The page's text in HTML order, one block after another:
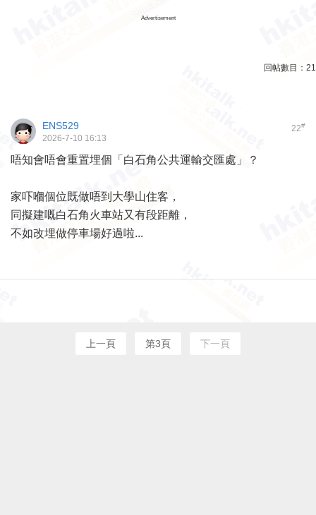
Advertisement
回帖數目： 21
22#
ENS529
2026-7-10 16:13
唔知會唔會重置埋個「白石角公共運輸交匯處」？
家吓嗰個位既做唔到大學山住客，
同擬建嘅白石角火車站又有段距離，
不如改埋做停車場好過啦...
上一頁 第3頁 下一頁